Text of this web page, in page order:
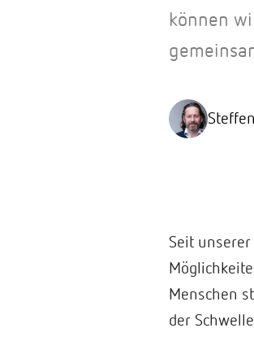
können
Seit
Menschen
der